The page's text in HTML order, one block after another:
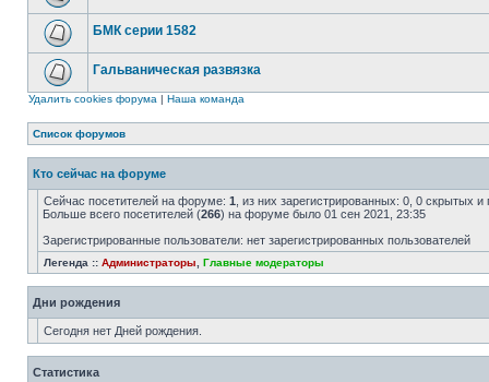
БМК серии 1582
Гальваническая развязка
Удалить cookies форума | Наша команда
Список форумов
Кто сейчас на форуме
Сейчас посетителей на форуме: 1 , из них зарегистрированных: 0, 0 скрытых
Больше всего посетителей (266) на форуме было 01 сен 2021, 23:35
Зарегистрированные пользователи: нет зарегистрированных пользователей
Легенда :: Администраторы Главные модераторы
Дни рождения
Сегодня нет Дней рождения.
Статистика